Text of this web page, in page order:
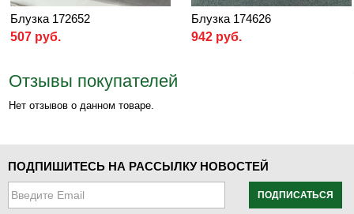
Блузка 172652
507 руб.
Блузка 174626
942 руб.
Отзывы покупателей
Нет отзывов о данном товаре.
ПОДПИШИТЕСЬ НА РАССЫЛКУ НОВОСТЕЙ
ПОДПИСАТЬСЯ